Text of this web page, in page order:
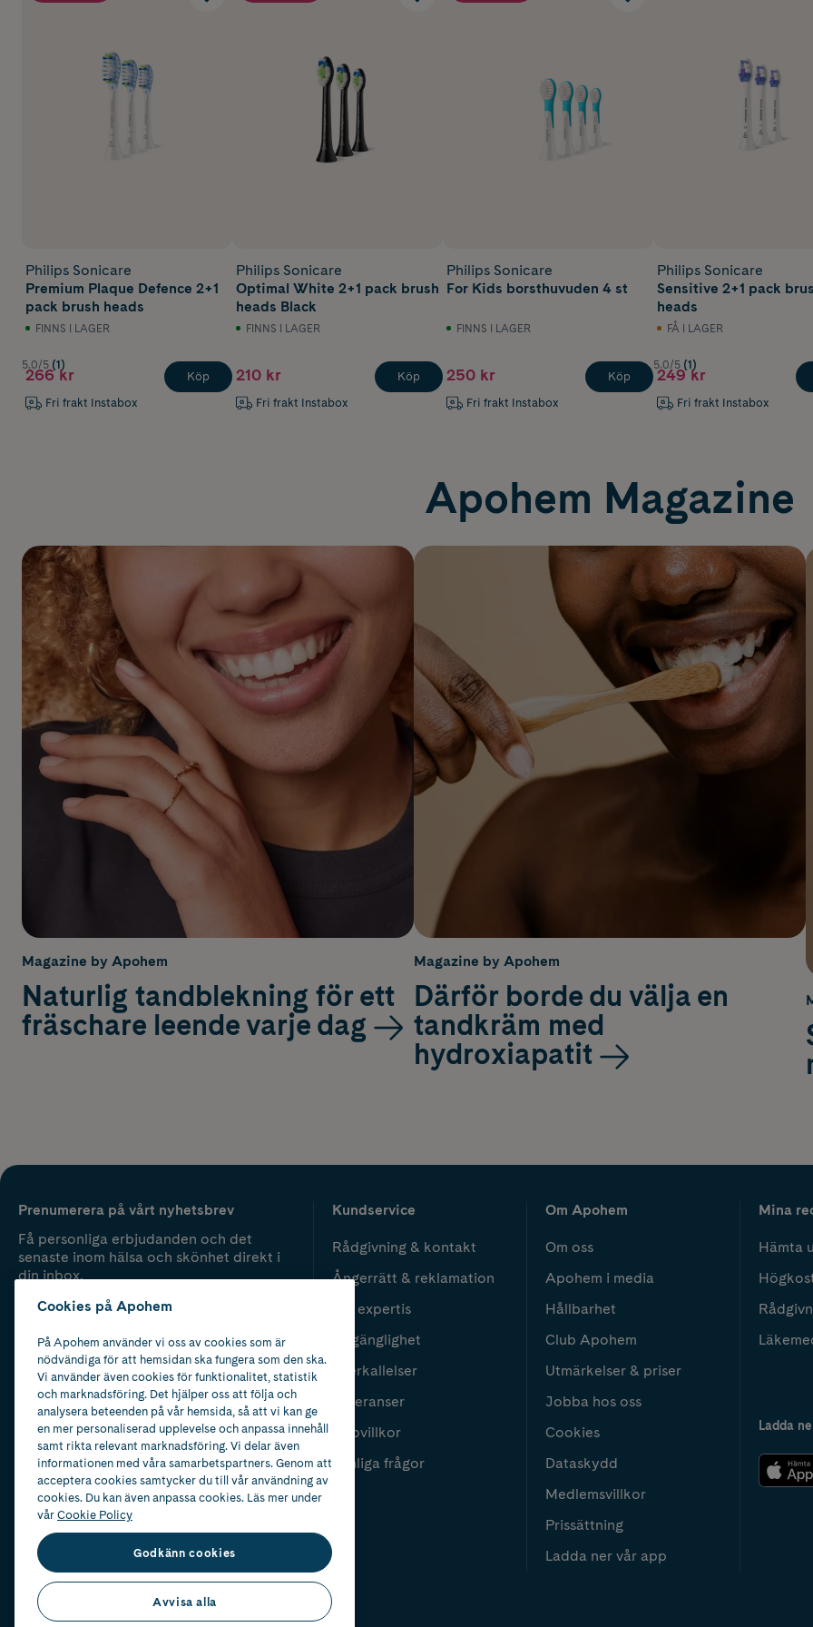
Philips Sonicare
Premium Plaque Defence 2+1
pack brush heads
FINNS I LAGER
5.0/5 (1)
266 kr
Fri frakt Instabox
Köp
Philips Sonicare
Optimal White 2+1 pack brush
heads Black
FINNS I LAGER
210 kr
Fri frakt Instabox
Köp
Philips Sonicare
For Kids borsthuvuden 4 st
FINNS I LAGER
250 kr
Fri frakt Instabox
Köp
Philips Sonicare
Sensitive 2+1 pack
heads
FÅ I LAGER
5.0/5 (1)
249 kr
Fri frakt Instabox
Apohem Magazine
Magazine by Apohem
Naturlig tandblekning för ett
fräschare leende varje dag
Magazine by Apohem
Därför borde du välja en
tandkräm med
hydroxiapatit
Prenumerera på vårt nyhetsbrev
Få personliga erbjudanden och det
senaste inom hälsa och skönhet direkt i
din inbox.
Kundservice
Rådgivning & kontakt
Ångerrätt & reklamation
Vår expertis
Tillgänglighet
Återkallelser
Leveranser
Köpvillkor
Vanliga frågor
Om Apohem
Om oss
Apohem i media
Hållbarhet
Club Apohem
Utmärkelser & priser
Jobba hos oss
Cookies
Dataskydd
Medlemsvillkor
Prissättning
Ladda ner vår app
Mina
Hämta
Ladda
Cookies på Apohem
På Apohem använder vi oss av cookies som är
nödvändiga för att hemsidan ska fungera som den ska.
Vi använder även cookies för funktionalitet, statistik
och marknadsföring. Det hjälper oss att följa och
analysera beteenden på vår hemsida, så att vi kan ge
en mer personaliserad upplevelse och anpassa innehåll
samt rikta relevant marknadsföring. Vi delar även
informationen med våra samarbetspartners. Genom att
acceptera cookies samtycker du till vår användning av
cookies. Du kan även anpassa cookies. Läs mer under
vårCookie Policy
Godkänn cookies
Avvisa alla